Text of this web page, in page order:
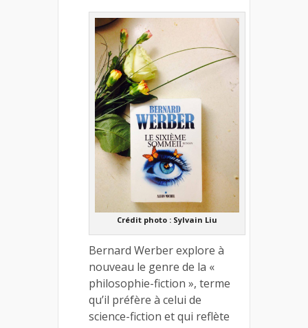
Crédit photo : Sylvain Liu
Bernard Werber explore à
nouveau le genre de la «
philosophie-fiction », terme
qu’il préfère à celui de
science-fiction et qui reflète